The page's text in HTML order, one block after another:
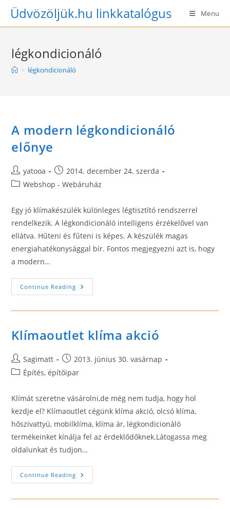
SkipÜdvözöljük.hu linkkatalógus Menu
légkondicionáló
> légkondicionáló
A modern légkondicionáló
előnye
Post
author:
yatooa
Post
published:
2014. december 24. szerda
PostWebshop - Webáruház
Egy jó klímakészülék különleges légtisztító rendszerrel
rendelkezik. A légkondicionáló intelligens érzékelővel van
ellátva. Hűteni és fűteni is képes. A készülék magas
energiahatékonysággal bír. Fontos megjegyezni azt is, hogy
a modern…
Continue Reading A
Modern
Előnye
Klímaoutlet klíma akció
Post
author:
Sagimatt
Post
published:
2013. június 30. vasárnap
PostÉpítés, építőipar
Klímát szeretne vásárolni,de még nem tudja, hogy hol
kezdje el? Klímaoutlet cégünk klíma akció, olcsó klíma,
hőszivattyú, mobilklíma, klíma ár, légkondicionáló
termékeinket kínálja fel az érdeklődőknek.Látogassa meg
oldalunkat és tudjon…
Continue Reading Klímaoutlet
Klíma